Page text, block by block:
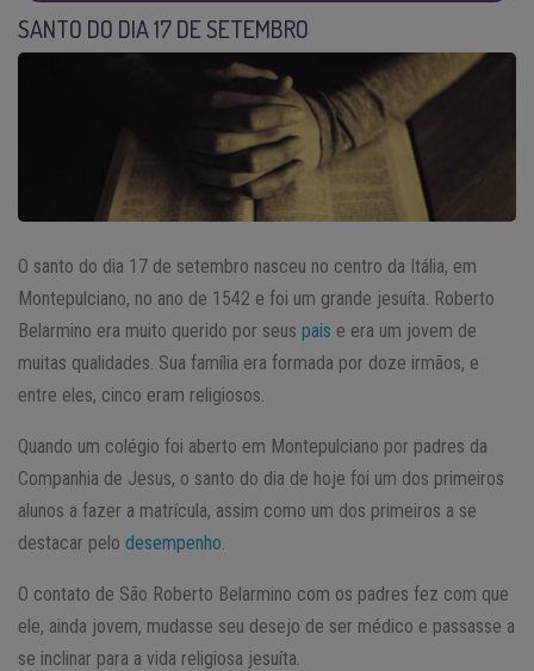
SANTO DO DIA 17 DE SETEMBRO
O santo do dia 17 de setembro nasceu no centro da Itália, em
Montepulciano, no ano de 1542 e foi um grande jesuíta. Roberto
Belarmino era muito querido por seus pais e era um jovem de
muitas qualidades. Sua família era formada por doze irmãos, e
entre eles, cinco eram religiosos.
Quando um colégio foi aberto em Montepulciano por padres da
Companhia de Jesus, o santo do dia de hoje foi um dos primeiros
alunos a fazer a matrícula, assim como um dos primeiros a se
destacar pelo desempenho
O contato de São Roberto Belarmino com os padres fez com que
ele, ainda jovem, mudasse seu desejo de ser médico e passasse a
se inclinar para a vida religiosa jesuíta.